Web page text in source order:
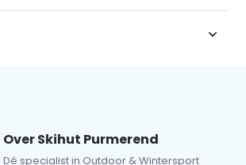
Over Skihut Purmerend
Dé specialist in Outdoor & Wintersport